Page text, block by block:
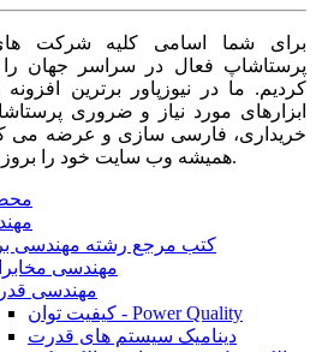
برای شما اسامی کلیه شرکت
پرستاشاپ فعال در سراسر جهان
کردیم. ما در نیوزپاور برترین
ابزارهای مورد نیاز و ضروری
خریداری، فارسی سازی و عرضه می
همیشه وب سایت خود را بروز و پویا نگه دارید.
کتب مرجع رشته مهندسی
مهندسی
مهندسی
کیفیت توان - Power Quality
دینامیک سیستم های قدرت